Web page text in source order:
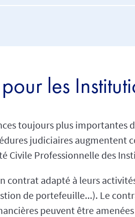
les
toujours plus importantes
judiciaires augmentent
Civile Professionnelle des
contrat adapté à leurs
de portefeuille...). Le
peuvent être